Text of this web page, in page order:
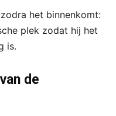
het binnenkomt:
plek zodat hij het
is.
de